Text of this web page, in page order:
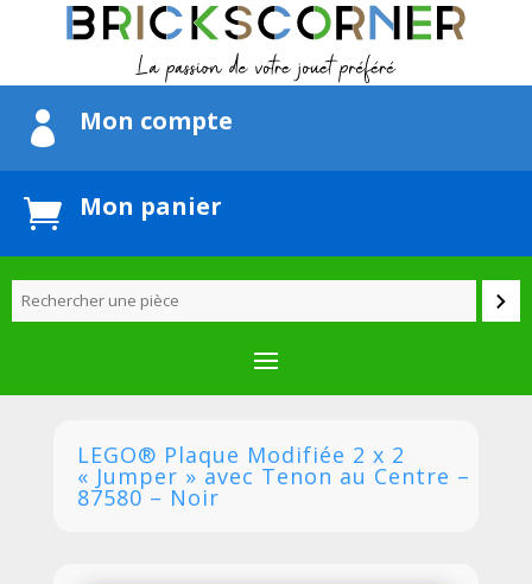
 Mon compte
 Mon panier
LEGO® Plaque Modifiée 2 x 2
« Jumper » avec Tenon au Centre –
87580 – Noir